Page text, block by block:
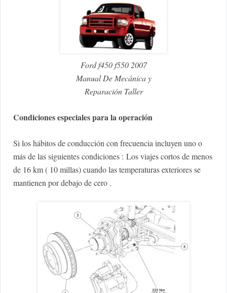
Ford f450 f550 2007
Manual De Mecánica y
Reparación Taller
Condiciones especiales para la operación
Si los hábitos de conducción con frecuencia incluyen uno o
más de las siguientes condiciones : Los viajes cortos de menos
de 16 km ( 10 millas) cuando las temperaturas exteriores se
mantienen por debajo de cero .